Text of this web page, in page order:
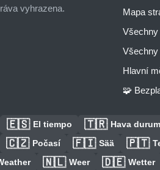
vyhrazena.
Mapa
Všechny
Hlavní
🧩
🇪🇸 El tiempo 🇹🇷 Hava
🇨🇿 Počasí 🇫🇮 Sää 🇵🇹
🇳🇱 Weer 🇩🇪 Wetter